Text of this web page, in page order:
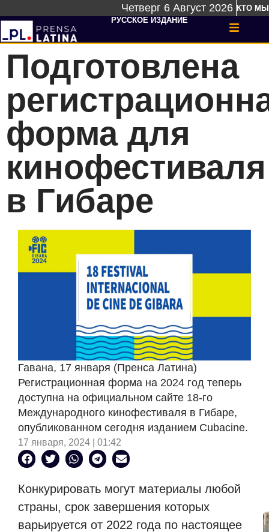
Четверг 6 Август 2026 КТО МЫ
РУССКОЕ ИЗДАНИЕ
Подготовлена
форма для
кинофестиваля
в Гибаре
Гавана, 17 января (Пренса Латина)
Регистрационная форма на 2024 год теперь
доступна на официальном сайте 18-го
Международного кинофестиваля в Гибаре,
опубликованном сегодня изданием Cubacine.
17 января, 2024 | 01:42
Конкурировать могут материалы любой
страны, срок завершения которых
варьируется от 2022 года по настоящее